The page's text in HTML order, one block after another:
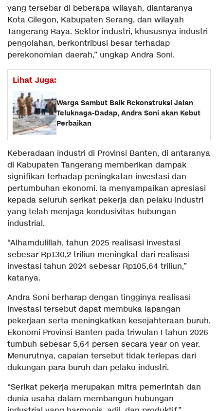
yang tersebar di beberapa wilayah, diantaranya
Kota Cilegon, Kabupaten Serang, dan wilayah
Tangerang Raya. Sektor industri, khususnya industri
pengolahan, berkontribusi besar terhadap
perekonomian daerah,” ungkap Andra Soni.
Lihat Juga:
Warga Sambut Baik Rekonstruksi Jalan
Teluknaga-Dadap, Andra Soni akan Kebut
Perbaikan
Keberadaan industri di Provinsi Banten, di antaranya
di Kabupaten Tangerang memberikan dampak
signifikan terhadap peningkatan investasi dan
pertumbuhan ekonomi. Ia menyampaikan apresiasi
kepada seluruh serikat pekerja dan pelaku industri
yang telah menjaga kondusivitas hubungan
industrial.
“Alhamdulillah, tahun 2025 realisasi investasi
sebesar Rp130,2 triliun meningkat dari realisasi
investasi tahun 2024 sebesar Rp105,64 triliun,”
katanya.
Andra Soni berharap dengan tingginya realisasi
investasi tersebut dapat membuka lapangan
pekerjaan serta meningkatkan kesejahteraan buruh.
Ekonomi Provinsi Banten pada triwulan I tahun 2026
tumbuh sebesar 5,64 persen secara year on year.
Menurutnya, capaian tersebut tidak terlepas dari
dukungan para buruh dan pelaku industri.
“Serikat pekerja merupakan mitra pemerintah dan
dunia usaha dalam membangun hubungan